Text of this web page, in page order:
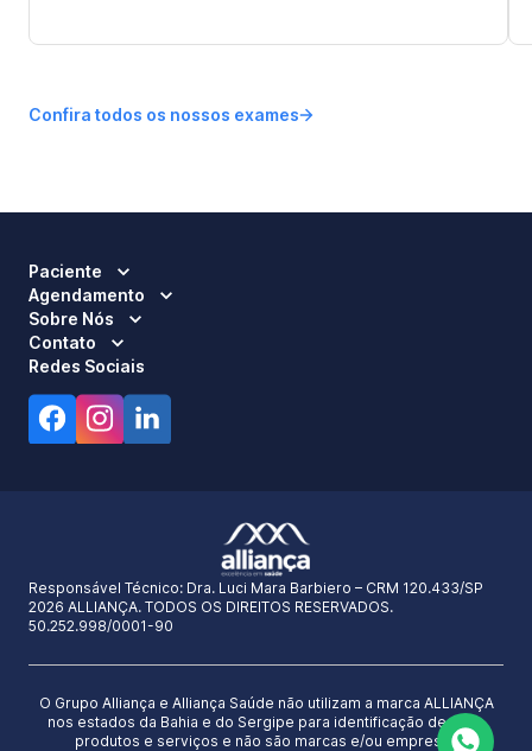
Confira todos os nossos exames
Paciente
Agendamento
Sobre Nós
Contato
Redes Sociais
Responsável Técnico: Dra. Luci Mara Barbiero – CRM 120.433/SP
2026 ALLIANÇA. TODOS OS DIREITOS RESERVADOS.
50.252.998/0001-90
O Grupo Alliança e Alliança Saúde não utilizam a marca ALLIANÇA
nos estados da Bahia e do Sergipe para identificação de seus
produtos e serviços e não são marcas e/ou empresas